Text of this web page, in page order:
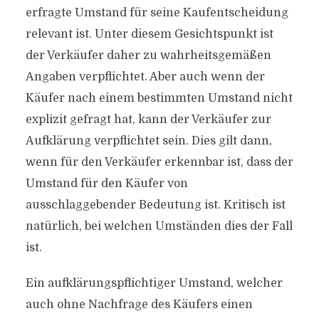
erfragte Umstand für seine Kaufentscheidung
relevant ist. Unter diesem Gesichtspunkt ist
der Verkäufer daher zu wahrheitsgemäßen
Angaben verpflichtet. Aber auch wenn der
Käufer nach einem bestimmten Umstand nicht
explizit gefragt hat, kann der Verkäufer zur
Aufklärung verpflichtet sein. Dies gilt dann,
wenn für den Verkäufer erkennbar ist, dass der
Umstand für den Käufer von
ausschlaggebender Bedeutung ist. Kritisch ist
natürlich, bei welchen Umständen dies der Fall
ist.
Ein aufklärungspflichtiger Umstand, welcher
auch ohne Nachfrage des Käufers einen